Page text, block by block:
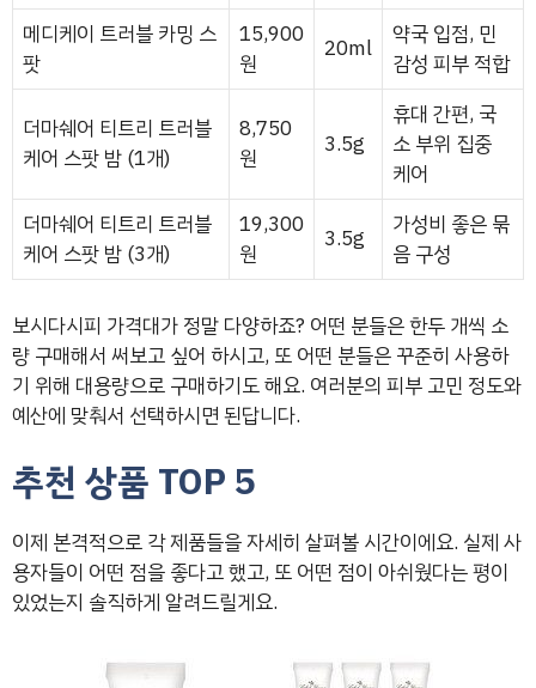
메디케이 트러블 카밍 스
팟
15,900
원
20ml
약국 입점, 민
감성 피부 적합
더마쉐어 티트리 트러블
케어 스팟 밤 (1개)
8,750
원
3.5g
휴대 간편, 국
소 부위 집중
케어
더마쉐어 티트리 트러블
케어 스팟 밤 (3개)
19,300
원
3.5g
가성비 좋은 묶
음 구성
보시다시피 가격대가 정말 다양하죠? 어떤 분들은 한두 개씩 소
량 구매해서 써보고 싶어 하시고, 또 어떤 분들은 꾸준히 사용하
기 위해 대용량으로 구매하기도 해요. 여러분의 피부 고민 정도와
예산에 맞춰서 선택하시면 된답니다.
추천 상품 TOP 5
이제 본격적으로 각 제품들을 자세히 살펴볼 시간이에요. 실제 사
용자들이 어떤 점을 좋다고 했고, 또 어떤 점이 아쉬웠다는 평이
있었는지 솔직하게 알려드릴게요.